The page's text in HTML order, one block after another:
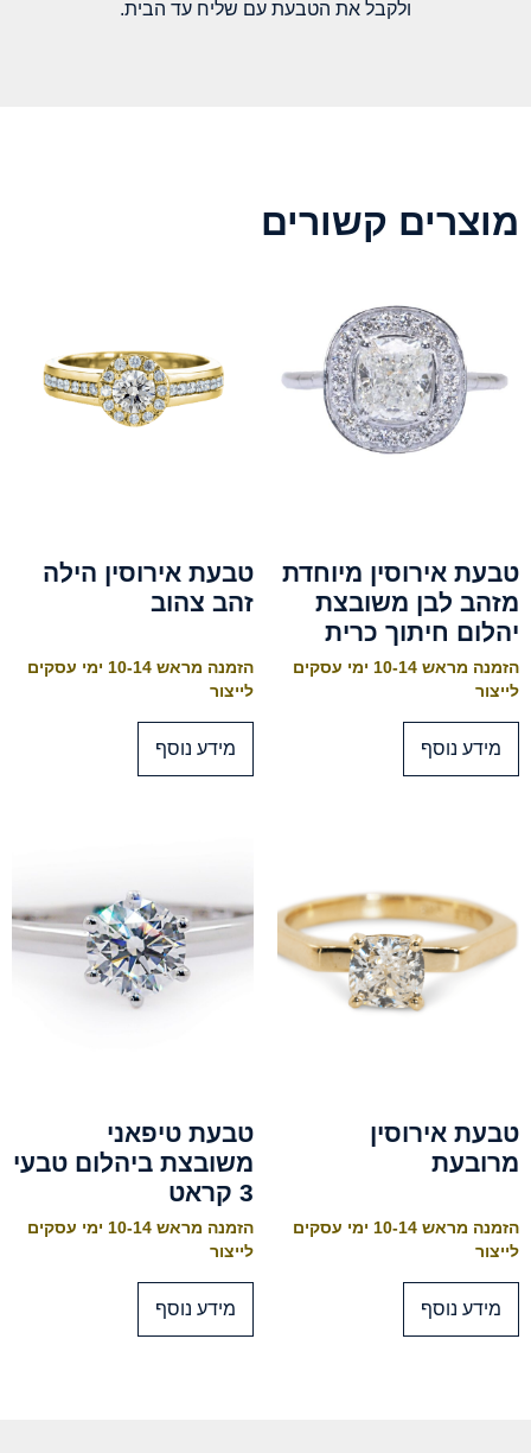
ולקבל את הטבעת עם שליח עד הבית.
מוצרים קשורים
טבעת אירוסין מיוחדת
מזהב לבן משובצת
יהלום חיתוך כרית
הזמנה מראש 10-14 ימי עסקים
לייצור
מידע נוסף
טבעת אירוסין הילה
זהב צהוב
הזמנה מראש 10-14 ימי עסקים
לייצור
מידע נוסף
טבעת אירוסין
מרובעת
הזמנה מראש 10-14 ימי עסקים
לייצור
מידע נוסף
טבעת טיפאני
משובצת ביהלום טבעי
3 קראט
הזמנה מראש 10-14 ימי עסקים
לייצור
מידע נוסף